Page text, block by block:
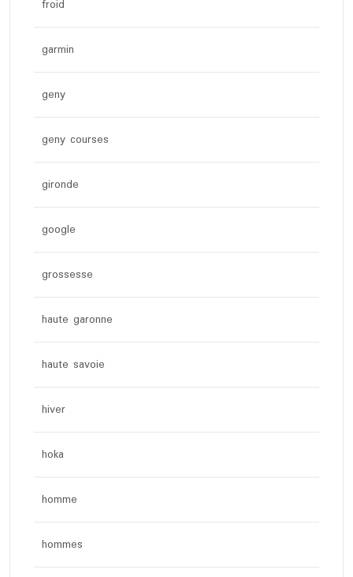
froid
garmin
geny
geny courses
gironde
google
grossesse
haute garonne
haute savoie
hiver
hoka
homme
hommes